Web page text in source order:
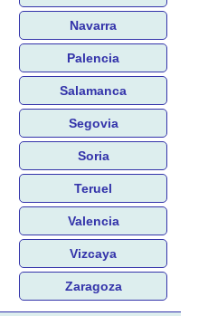
Navarra
Palencia
Salamanca
Segovia
Soria
Teruel
Valencia
Vizcaya
Zaragoza